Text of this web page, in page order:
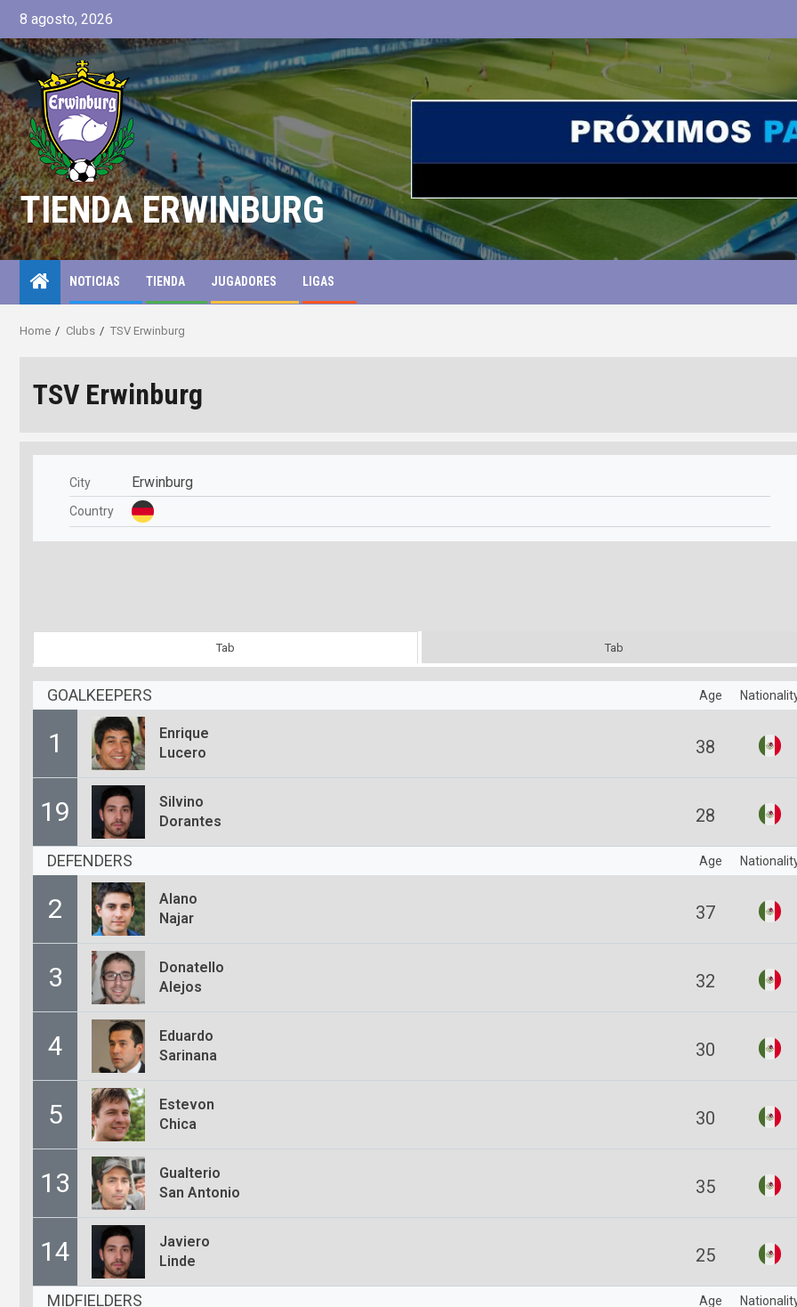
8 agosto, 2026
TIENDA ERWINBURG
NOTICIAS TIENDA JUGADORES LIGAS
Home Clubs TSV Erwinburg
TSV Erwinburg
City Erwinburg
Country
Tab Tab
GOALKEEPERS Age
1
Enrique
Lucero
38
19
Silvino
Dorantes
28
DEFENDERS Age
2
Alano
Najar
37
3
Donatello
Alejos
32
4
Eduardo
Sarinana
30
5
Estevon
Chica
30
13
Gualterio
San Antonio
35
14
Javiero
Linde
25
MIDFIELDERS Age